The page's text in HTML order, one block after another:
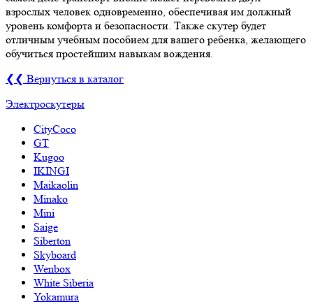
взрослых человек одновременно, обеспечивая им должный
уровень комфорта и безопасности. Также скутер будет
отличным учебным пособием для вашего ребенка, желающего
обучиться простейшим навыкам вождения.
❮❮ Вернуться в каталог
Электроскутеры
CityCoco
GT
Kugoo
IKINGI
Maikaolin
Minako
Mini
Saige
Siberton
Skyboard
Wenbox
White Siberia
Yokamura